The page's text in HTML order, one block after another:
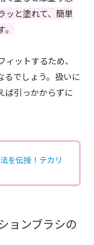
ッと塗れて、簡単
ットするため、
るでしょう。扱いに
ば引っかからずに
を伝授！テカリ
ョンブラシの